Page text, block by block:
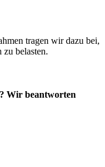
tragen wir dazu bei,
belasten.
Wir beantworten